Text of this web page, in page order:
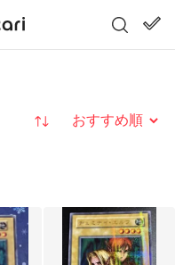
並び替え